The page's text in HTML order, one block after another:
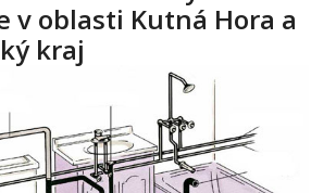
v oblasti Kutná Hora a
kraj